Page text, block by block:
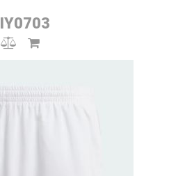
IY0703